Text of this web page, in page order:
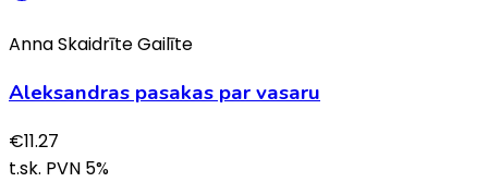
Anna Skaidrīte Gailīte
Aleksandras pasakas par vasaru
€11.27
t.sk. PVN 5%